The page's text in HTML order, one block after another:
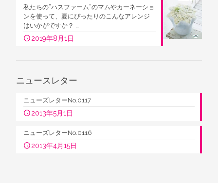
私たちの”ハスファーム”のマムやカーネーショ
ンを使って、夏にぴったりのこんなアレンジ
はいかがですか？ …
2019年8月1日
ニュースレター
ニューズレターNo.0117
2013年5月1日
ニューズレターNo.0116
2013年4月15日